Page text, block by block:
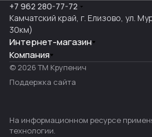
+7 962 280-77-72
Камчатский край, г. Елизово, ул.
30км)
Интернет-магазин
Компания
© 2026 ТМ Крупенич
Поддержка сайта
На информационном ресурсе
технологии.